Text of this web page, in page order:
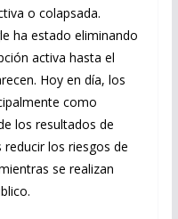
o colapsada.
ha estado eliminando
activa hasta el
Hoy en día, los
como
los resultados de
los riesgos de
se realizan